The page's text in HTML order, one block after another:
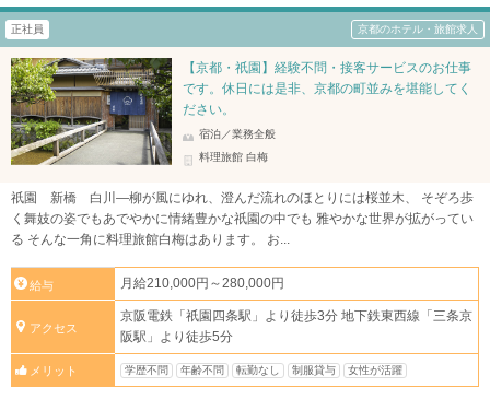
正社員 京都のホテル・旅館求人
【京都・祇園】経験不問・接客サービスのお仕事
です。休日には是非、京都の町並みを堪能してく
ださい。
宿泊／業務全般
料理旅館 白梅
祇園 新橋 白川—柳が風にゆれ、澄んだ流れのほとりには桜並木、 そぞろ歩
く舞妓の姿でもあでやかに情緒豊かな祇園の中でも 雅やかな世界が拡がってい
る そんな一角に料理旅館白梅はあります。 お...
給与 月給210,000円～280,000円
アクセス
京阪電鉄「祇園四条駅」より徒歩3分 地下鉄東西線「三条京
阪駅」より徒歩5分
メリット 学歴不問 年齢不問 転勤なし 制服貸与 女性が活躍